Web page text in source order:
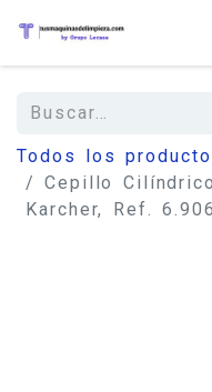
Todos los
Cepillo
Karcher, Ref.